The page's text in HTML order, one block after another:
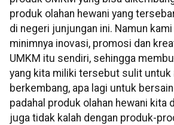
produk olahan hewani yang
di negeri junjungan ini. Namun
minimnya inovasi, promosi dan
UMKM itu sendiri, sehingga
yang kita miliki tersebut sulit untuk
berkembang, apa lagi untuk
padahal produk olahan hewani kita
juga tidak kalah dengan produk-